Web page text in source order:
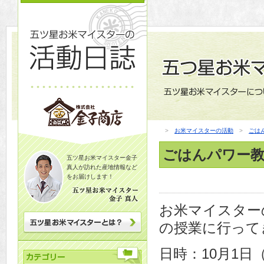
五ツ星お米マイスター金子
真人が訪れた産地情報など
をお届けします！
> お米マイスターの活動 > ごは
ごはんパワー
お米マイスタ
の授業に行っ
日時：10月1日